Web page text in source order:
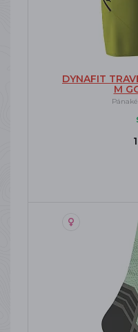
DYNAFIT
M